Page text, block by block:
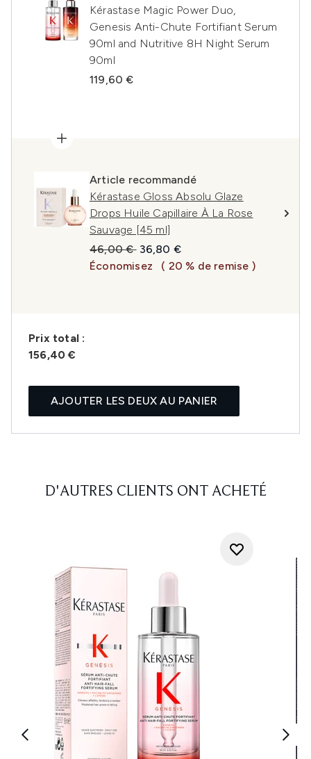
Kérastase Magic Power Duo,
Genesis Anti-Chute Fortifiant Serum
90ml and Nutritive 8H Night Serum
90ml
119,60 €
Article recommandé
Kérastase Gloss Absolu Glaze
Drops Huile Capillaire À La Rose
Sauvage [45 ml]
Prix de vente :
46,00 € Prix ​​actuel :
36,80 €
Économisez
( 20 % de remise )
Prix ​​total :
156,40 €
AJOUTER LES DEUX AU PANIER
D'AUTRES CLIENTS ONT ACHETÉ